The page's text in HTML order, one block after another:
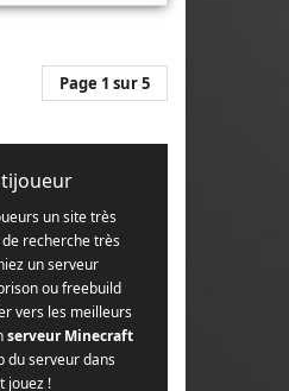
Page 1 sur 5
un site très
recherche très
un serveur
ou freebuild
vers les meilleurs
serveur Minecraft
du serveur dans
jouez !